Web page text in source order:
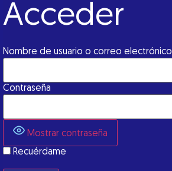
Acceder
Nombre de usuario o correo electrónico
Contraseña
Mostrar contraseña
Recuérdame